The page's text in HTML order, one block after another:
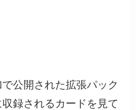
公開された拡張パック
収録されるカードを見て